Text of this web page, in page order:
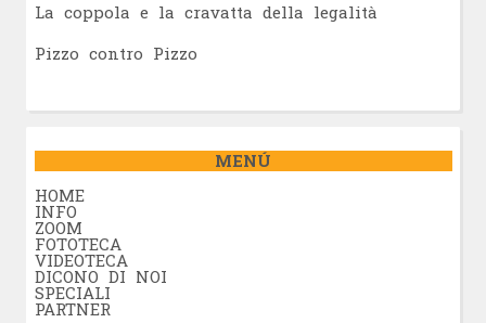
La coppola e la cravatta della legalità
Pizzo contro Pizzo
MENÚ
HOME
INFO
ZOOM
FOTOTECA
VIDEOTECA
DICONO DI NOI
SPECIALI
PARTNER